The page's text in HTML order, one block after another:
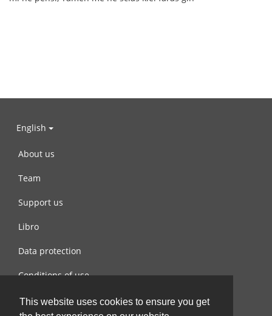
This website uses cookies to ensure you get
English
About us
Team
Support us
Libro
Data protection
Conditions of use
Contact us